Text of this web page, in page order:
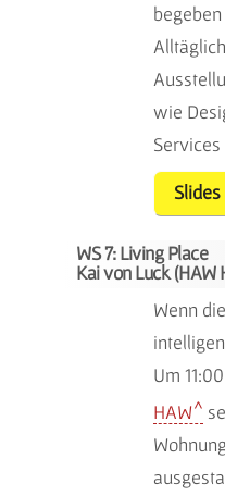
wie
Slides
WS 7: Living Place
Kai von Luck (HAW
Wenn
Um
HAW